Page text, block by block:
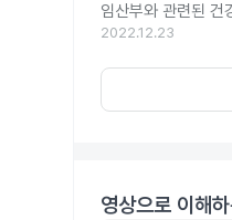
임산부와 관련된 건
2022.12.23
영상으로 이해